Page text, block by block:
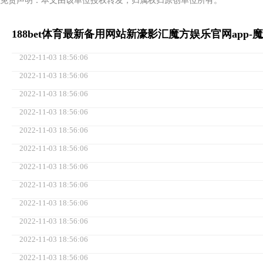
188bet体育最新备用网站新濠影汇魔方娱乐官网app-
2022-11-03 18:56:06
2022-11-03 18:56:06
2022-11-03 18:56:06
2022-11-03 18:56:06
2022-11-03 18:56:06
2022-11-03 18:56:06
2022-11-03 18:56:06
2022-11-03 18:56:06
2022-11-03 18:56:06
2022-11-03 18:56:06
2022-11-03 18:56:06
2022-11-03 18:56:06